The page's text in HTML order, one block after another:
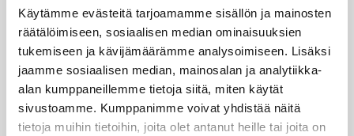
Käytämme evästeitä tarjoamamme sisällön ja mainosten
räätälöimiseen, sosiaalisen median ominaisuuksien
tukemiseen ja kävijämäärämme analysoimiseen. Lisäksi
jaamme sosiaalisen median, mainosalan ja analytiikka-
alan kumppaneillemme tietoja siitä, miten käytät
sivustoamme. Kumppanimme voivat yhdistää näitä
tietoja muihin tietoihin, joita olet antanut heille tai joita on
maaviileän. Maaviileässä energiakaivokenttää voidaan
hyödyntää kesäaikana myös rakennuksen jäähdytykseen
Helsingin Lauttasaaressa sijaitseva As. Oy Veijarivuorenpuisto
on erinomainen esimerkki siitä, miten taloyhtiö voi
samanaikaisesti pienentää hiilijalanjälkeään ja vähentää
kustannuksiaan. Smartheating Oy:n toteuttama järjestelmä